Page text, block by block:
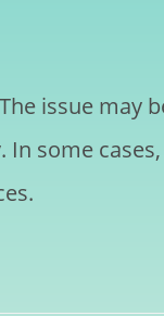
issue may
some cases,